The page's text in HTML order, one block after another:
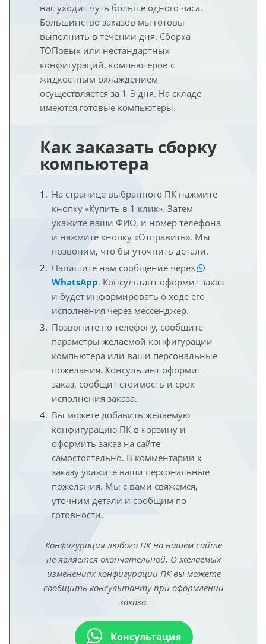
нас уходит чуть больше одного часа.
Большинство заказов мы готовы
выполнить в течении дня. Сборка
ТОПовых или нестандартных
конфигураций, компьютеров с
жидкостным охлаждением
осуществляется за 1-3 дня. На складе
имеются готовые компьютеры.
Как заказать сборку
компьютера
На странице выбранного ПК нажмите
кнопку «Купить в 1 клик». Затем
укажите ваши ФИО, и номер телефона
и нажмите кнопку «Отправить». Мы
позвоним, что бы уточнить детали.
Напишите нам сообщение через
WhatsApp. Консультант оформит заказ
и будет информировать о ходе его
исполнения через мессенджер.
Позвоните по телефону, сообщите
параметры желаемой конфигурации
компьютера или ваши персональные
пожелания. Консультант оформит
заказ, сообщит стоимость и срок
исполнения заказа.
Вы можете добавить желаемую
конфигурацию ПК в корзину и
оформить заказ на сайте
самостоятельно. В комментарии к
заказу укажите ваши персональные
пожелания. Мы с вами свяжемся,
уточним детали и сообщим по
готовности.
Конфигурация любого ПК на нашем сайте
не является окончательной. О желаемых
изменениях конфигурации ПК вы можете
сообщить консультанту при оформлении
заказа.
Консультация